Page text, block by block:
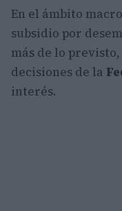
En el ámbito
subsidio por
más de lo
decisiones de la
interés.